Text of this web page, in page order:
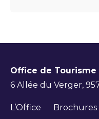
Office de Tourisme
6 Allée du Verger,
L’Office Brochures